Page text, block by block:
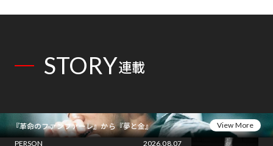
STORY連載
『革命のファンファーレ』から『夢と金』
View More
PERSON
2026.08.07